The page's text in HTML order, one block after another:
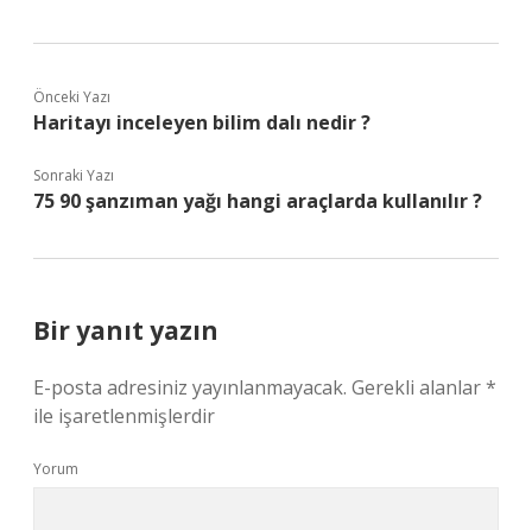
Önceki Yazı
Haritayı inceleyen bilim dalı nedir ?
Sonraki Yazı
75 90 şanzıman yağı hangi araçlarda kullanılır ?
Bir yanıt yazın
E-posta adresiniz yayınlanmayacak. Gerekli alanlar*
ile işaretlenmişlerdir
Yorum